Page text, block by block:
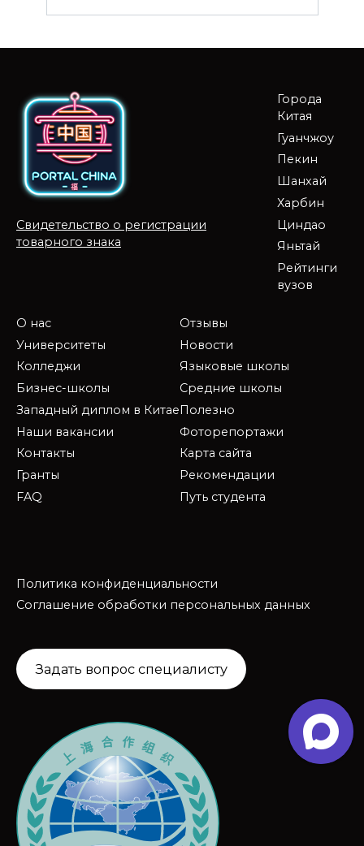
Свидетельство о регистрации
товарного знака
Города
Китая
Гуанчжоу
Пекин
Шанхай
Харбин
Циндао
Яньтай
Рейтинги
вузов
О нас
Университеты
Колледжи
Бизнес-школы
Западный диплом в Китае
Наши вакансии
Контакты
Гранты
FAQ
Отзывы
Новости
Языковые школы
Средние школы
Полезно
Фоторепортажи
Карта сайта
Рекомендации
Путь студента
Политика конфиденциальности
Соглашение обработки персональных данных
Задать вопрос специалисту